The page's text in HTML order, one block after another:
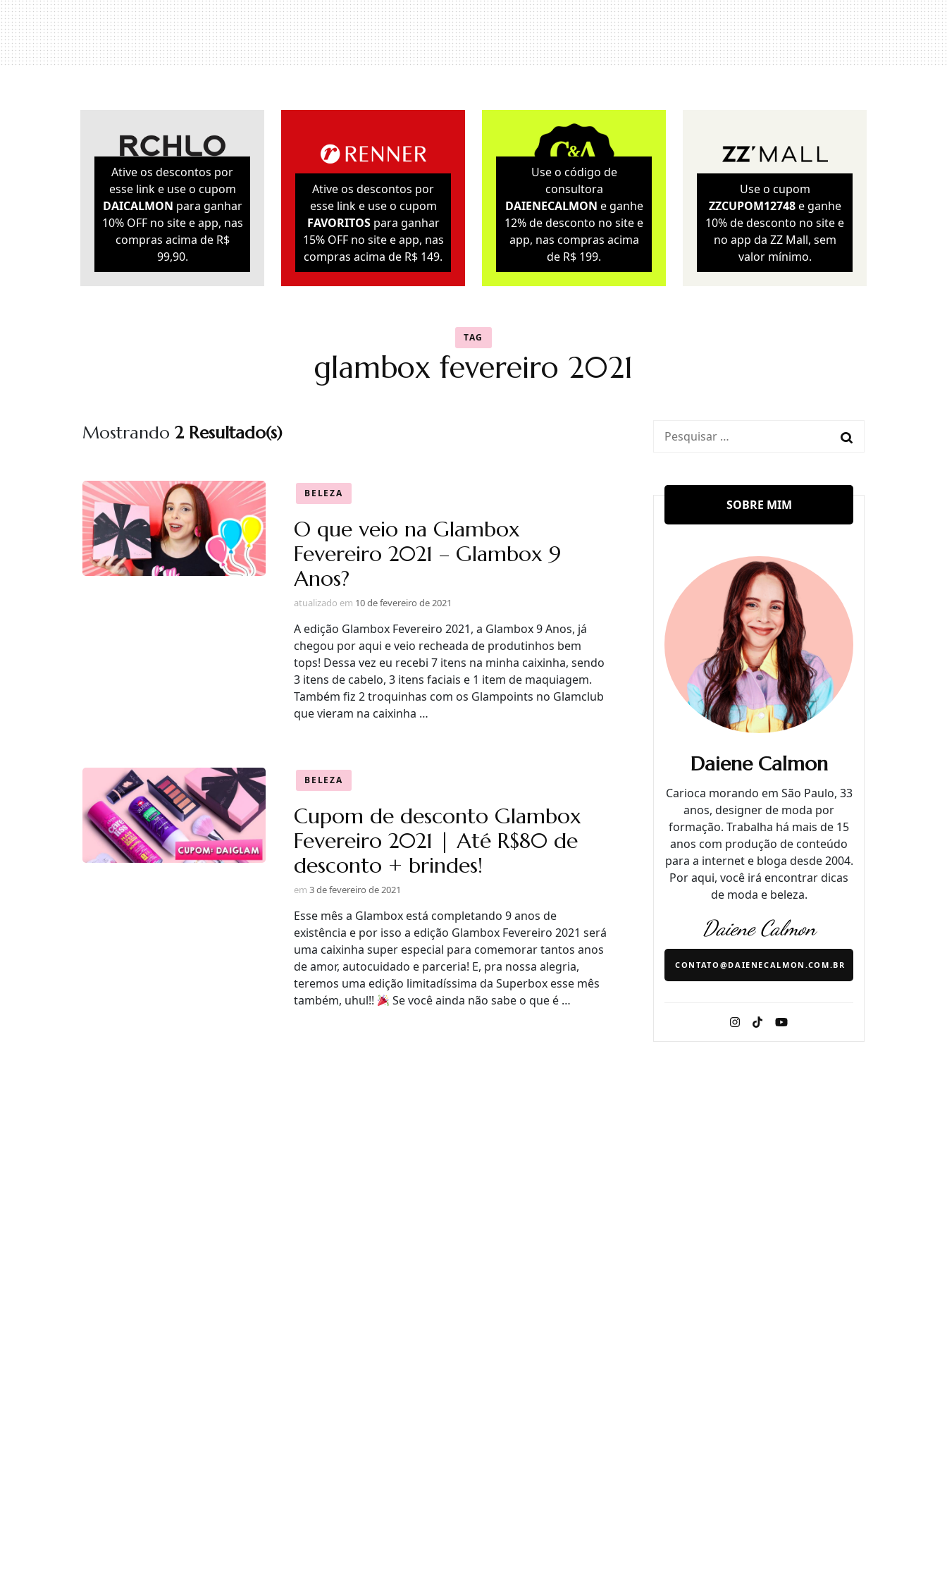
Wellness
Ative os descontos por
esse link e use o cupom
DAICALMON para ganhar
10% OFF no site e app, nas
compras acima de R$
99,90.
Ative os descontos por
esse link e use o cupom
FAVORITOSpara ganhar
15% OFF no site e app, nas
compras acima de R$ 149.
Use o código de
consultora
DAIENECALMON e ganhe
12% de desconto no site e
app, nas compras acima
de R$ 199.
Use o cupom
ZZCUPOM12748e ganhe
10% de desconto no site e
no app da ZZ Mall, sem
valor mínimo.
TAG
glambox fevereiro 2021
Mostrando 2 Resultado(s)
BELEZA
O que veio na Glambox
Fevereiro 2021 – Glambox 9
Anos?
atualizado em 10 de fevereiro de 2021
A edição Glambox Fevereiro 2021, a Glambox 9 Anos, já
chegou por aqui e veio recheada de produtinhos bem
tops! Dessa vez eu recebi 7 itens na minha caixinha, sendo
3 itens de cabelo, 3 itens faciais e 1 item de maquiagem.
Também fiz 2 troquinhas com os Glampoints no Glamclub
que vieram na caixinha …
BELEZA
Cupom de desconto Glambox
Fevereiro 2021 | Até R$80 de
desconto + brindes!
em 3 de fevereiro de 2021
Esse mês a Glambox está completando 9 anos de
existência e por isso a edição Glambox Fevereiro 2021 será
uma caixinha super especial para comemorar tantos anos
de amor, autocuidado e parceria! E, pra nossa alegria,
teremos uma edição limitadíssima da Superbox esse mês
também, uhul!!
Se você ainda não sabe o que é …
Pesquisar
SOBRE MIM
Daiene Calmon
Carioca morando em São Paulo, 33
anos, designer de moda por
formação. Trabalha há mais de 15
anos com produção de conteúdo
para a internet e bloga desde 2004.
Por aqui, você irá encontrar dicas
de moda e beleza.
Daiene Calmon
CONTATO@DAIENECALMON.COM.BR